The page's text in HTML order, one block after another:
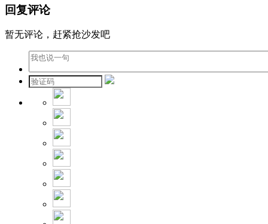
回复评论
暂无评论，赶紧抢沙发吧